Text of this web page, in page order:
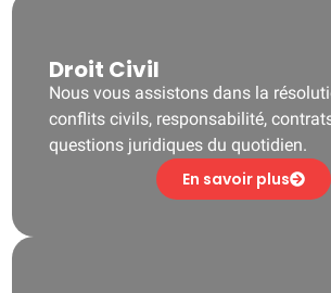
Droit Civil
Nous vous assistons dans la
conflits civils, responsabilité,
questions juridiques du quotidien.
En savoir plus